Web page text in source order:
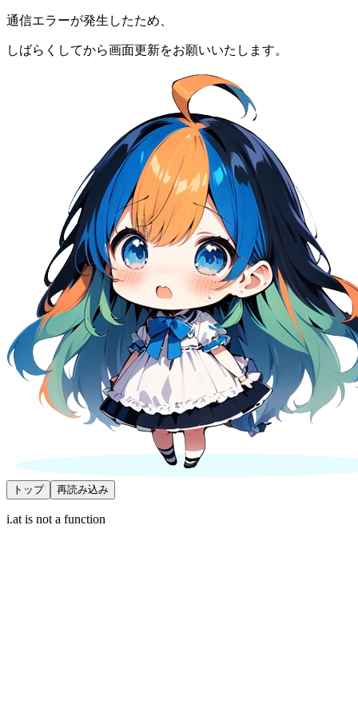
通信エラーが発生したため、
しばらくしてから画面更新をお願いいたします。
トップ 再読み込み
i.at is not a function